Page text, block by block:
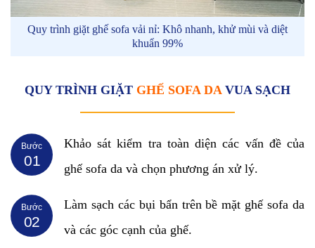
Quy trình giặt ghế sofa vải nỉ: Khô nhanh, khử mùi và diệt
khuẩn 99%
QUY TRÌNH GIẶT GHẾ SOFA DAVUA SẠCH
01
Bước
Khảo sát kiểm tra toàn diện các vấn đề của
ghế sofa da và chọn phương án xử lý.
02
Bước
Làm sạch các bụi bẩn trên bề mặt ghế sofa da
và các góc cạnh của ghế.